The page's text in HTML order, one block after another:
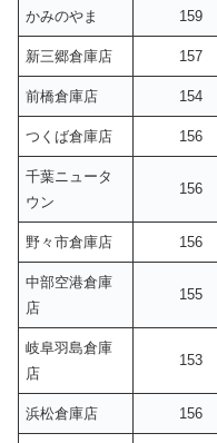
かみのやま 159
新三郷倉庫店 157
前橋倉庫店 154
つくば倉庫店 156
千葉ニュータ
ウン
156
野々市倉庫店 156
中部空港倉庫
店
155
岐阜羽島倉庫
店
153
浜松倉庫店 156